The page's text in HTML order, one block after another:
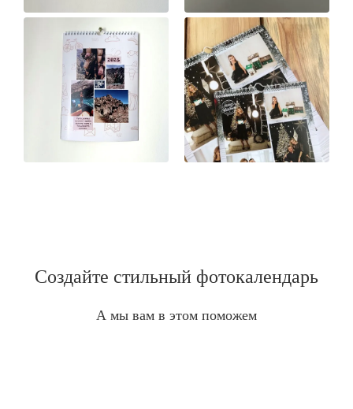
Создайте стильный фотокалендарь
А мы вам в этом поможем